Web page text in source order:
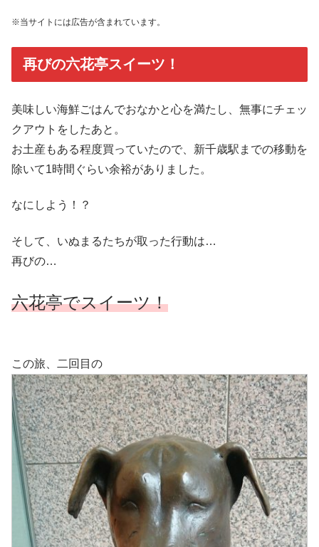
※当サイトには広告が含まれています。
再びの六花亭スイーツ！
美味しい海鮮ごはんでおなかと心を満たし、無事にチェッ
クアウトをしたあと。
お土産もある程度買っていたので、新千歳駅までの移動を
除いて1時間ぐらい余裕がありました。
なにしよう！？
そして、いぬまるたちが取った行動は…
再びの…
六花亭でスイーツ！
この旅、二回目の